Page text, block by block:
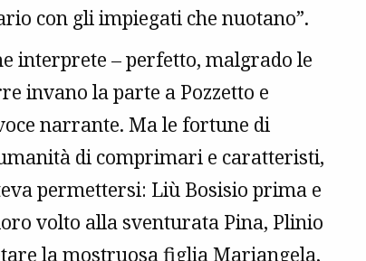
con gli impiegati che nuotano”.
interprete – perfetto, malgrado le
invano la parte a Pozzetto e
narrante. Ma le fortune di
di comprimari e caratteristi,
permettersi: Liù Bosisio prima e
volto alla sventurata Pina, Plinio
la mostruosa figlia Mariangela,